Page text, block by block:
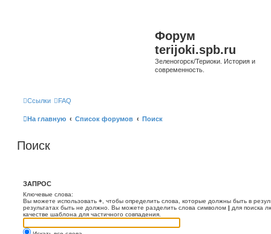
Форум
terijoki.spb.ru
Зеленогорск/Териоки. История и
современность.
Ссылки FAQ
На главную Список форумов Поиск
Поиск
ЗАПРОС
Ключевые слова:
Вы можете использовать + , чтобы определить слова, которые должны быть в
результатах быть не должно. Вы можете разделить слова символом | для поиска
качестве шаблона для частичного совпадения.